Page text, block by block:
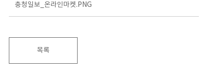
충청일보_온라인마켓.PNG
목록